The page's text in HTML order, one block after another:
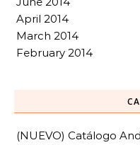
April 2014
March 2014
February 2014
(NUEVO) Catálogo